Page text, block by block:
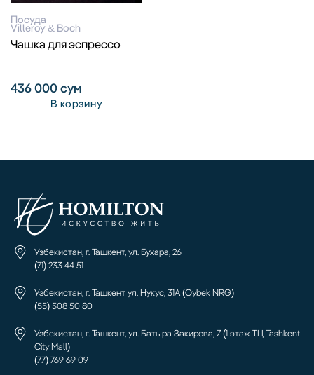
Посуда
Villeroy & Boch
Чашка для эспрессо
436 000сум
В корзину
Узбекистан, г. Ташкент, ул. Бухара, 26
(71) 233 44 51
Узбекистан, г. Ташкент ул. Нукус, 31А (Oybek NRG)
(55) 508 50 80
Узбекистан, г. Ташкент, ул. Батыра Закирова, 7 (1 этаж ТЦ Tashkent
City Mall)
(77) 769 69 09